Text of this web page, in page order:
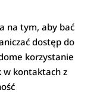
na tym, aby bać
dostęp do
korzystanie
w kontaktach z